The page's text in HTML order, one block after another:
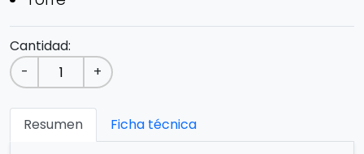
Cantidad:
-
+
Resumen Ficha técnica